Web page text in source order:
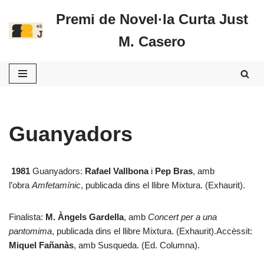
Vés
Premi de Novel·la Curta Just
M. Casero
Guanyadors
1981 Guanyadors: Rafael Vallbonai Pep Bras, amb
l’obra Amfetamínic, publicada dins el llibre Mixtura. (Exhaurit).
Finalista: M. Àngels Gardella, amb Concert per a una
pantomima, publicada dins el llibre Mixtura. (Exhaurit).Accèssit:
Miquel Fañanàs, amb Susqueda. (Ed. Columna).